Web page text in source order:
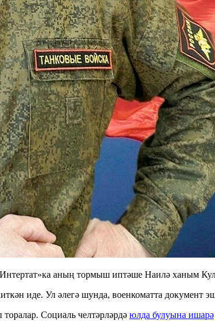
аның тормыш иптәше Наилә ханым
иде. Ул әлегә шунда, военкоматта документ
Социаль челтәрләрдә юлда булуына ишарә